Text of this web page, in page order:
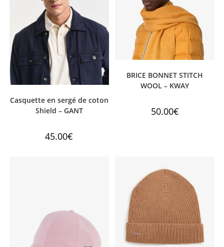
Casquette en sergé de coton
Shield – GANT
45.00€
BRICE BONNET STITCH
WOOL – KWAY
50.00€